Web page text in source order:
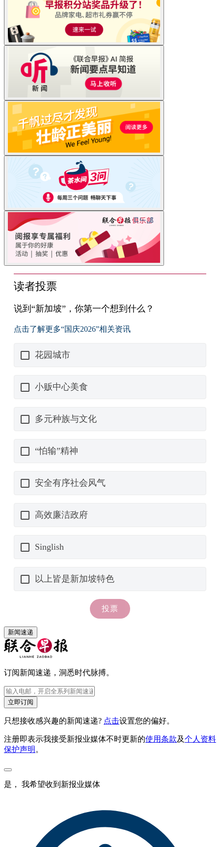
新闻速递
订阅新闻速递，洞悉时代脉搏。
立即订阅
只想接收感兴趣的新闻速递? 点击设置您的偏好。
注册即表示我接受新报业媒体不时更新的使用条款及个人资料
保护声明 。
是， 我希望收到新报业媒体